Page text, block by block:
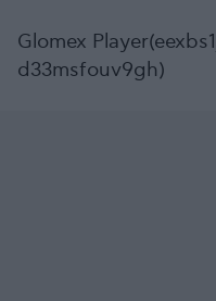
Glomex
d33msfouv9gh)